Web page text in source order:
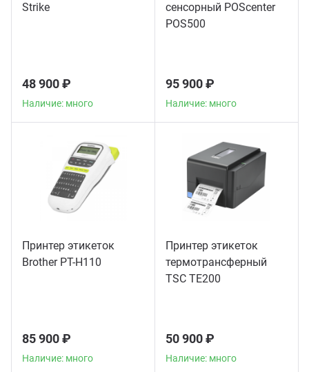
Strike
48 900 ₽
Наличие: много
сенсорный POScenter
POS500
95 900 ₽
Наличие: много
Принтер этикеток
Brother PT-H110
85 900 ₽
Наличие: много
Принтер этикеток
термотрансферный
TSC TE200
50 900 ₽
Наличие: много